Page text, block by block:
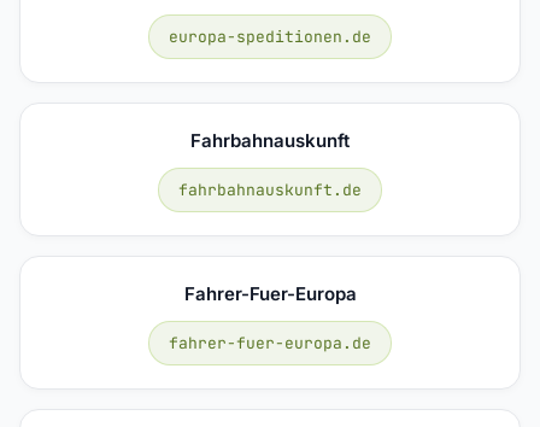
europa-speditionen.de
Fahrbahnauskunft
fahrbahnauskunft.de
Fahrer-Fuer-Europa
fahrer-fuer-europa.de